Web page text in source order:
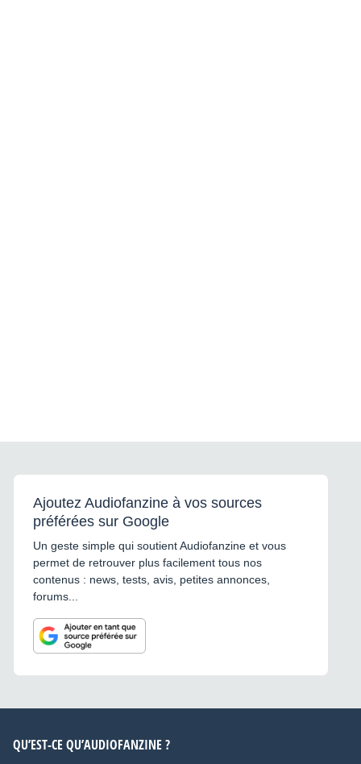
Ajoutez Audiofanzine à vos sources
préférées sur Google
Un geste simple qui soutient Audiofanzine et vous
permet de retrouver plus facilement tous nos
contenus : news, tests, avis, petites annonces,
forums...
QU’EST-CE QU’AUDIOFANZINE ?